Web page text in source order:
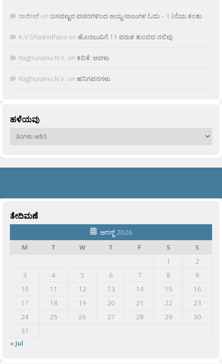
ರಾಜೀವ್ on ಬಸವಣ್ಣನ ವಚನಗಳಿಂದ ಆಯ್ದ ಸಾಲುಗಳ ಓದು – 13ನೆಯ ಕಂತು
K.V Shashidhara on ಹೊನಲುವಿಗೆ 11 ವರುಶ ತುಂಬಿದ ನಲಿವು
Raghuramu N.V. on ಕವಿತೆ: ಅವಳು
Raghuramu N.V. on ಹನಿಗವನಗಳು
ಹಳೆಯವು
ಹಳೆಯವು
ತೇದಿಮಣೆ
ಆಗಸ್ಟ್ 2026
M
T W T F S
S
1
2
3
4 5 6 7 8
9
10
11 12 13 14 15
16
17
18 19 20 21 22
23
24
25 26 27 28 29
30
31
« Jul